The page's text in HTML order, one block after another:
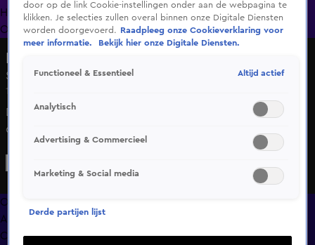
HomeUitzending Gemist Programma's De Bondgenoten
OranjezomerLivestreamsShop
Seizoen 1, aflevering 189
11 juli 2024, 19:30
De start van een nieuwe cyclus begint met 4 nieuwe
deelnemers en het vormen van nieuwe bondjes.
Overzicht
Afleveringen
Clips
door op de link Cookie-instellingen onder aan de webpagina te
klikken. Je selecties zullen overal binnen onze Digitale Diensten
worden doorgevoerd.
Raadpleeg onze Cookieverklaring voor
meer informatie.
Bekijk hier onze Digitale Diensten.
Functioneel & Essentieel Altijd actief
Analytisch
Advertising & Commercieel
Marketing & Social media
Derde partijen lijst